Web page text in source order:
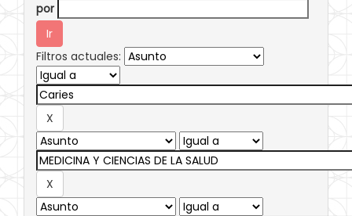
por
Filtros actuales: